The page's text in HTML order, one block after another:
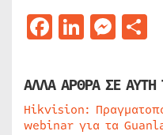
Facebook
ΑΛΛΑ ΑΡΘΡΑ ΣΕ ΑΥΤΗ
Hikvision:
webinar για τα